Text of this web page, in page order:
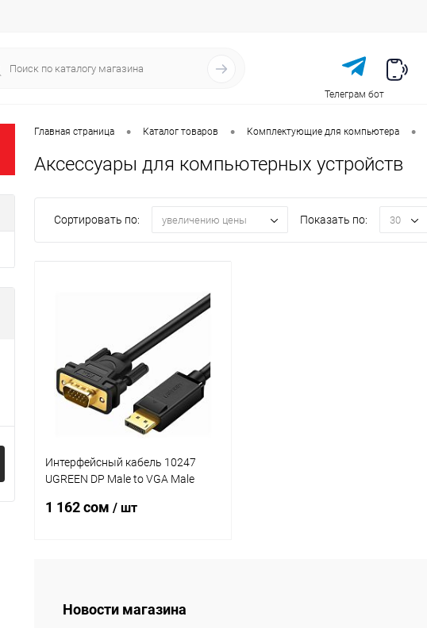
Телеграм бот
Главная страница • Каталог товаров • Комплектующие для компьютера •
Аксессуары для компьютерных устройств
Сортировать по: увеличению цены Показать по: 30
Интерфейсный кабель 10247
UGREEN DP Male to VGA Male
1 162 сом / шт
Купить в 1 клик Сравнение
Новости магазина